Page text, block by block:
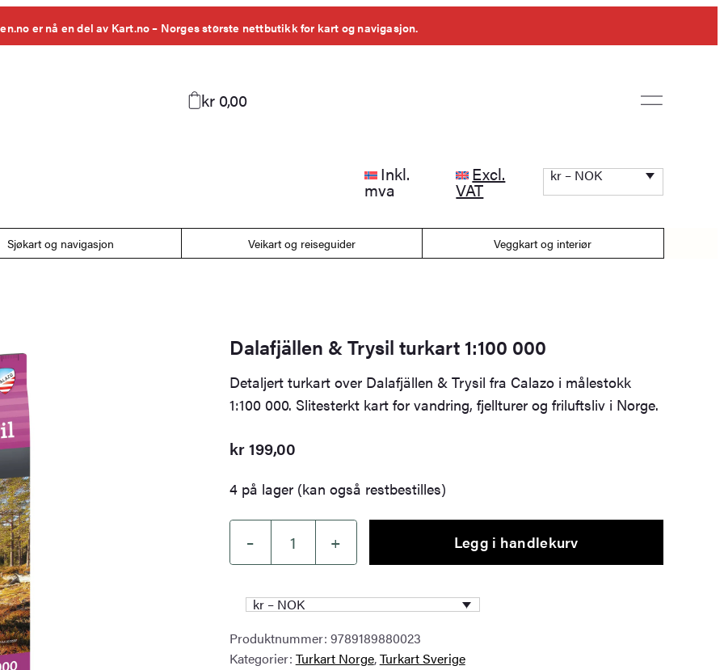
er nå en del av Kart.no – Norges største nettbutikk for kart og navigasjon.
kr 0,00
Inkl.
mva
Excl.
VAT
kr – NOK
Sjøkart og navigasjon Veikart og reiseguider Veggkart og interiør
Dalafjällen & Trysil turkart 1:100 000
Detaljert turkart over Dalafjällen & Trysil fra Calazo i målestokk
1:100 000. Slitesterkt kart for vandring, fjellturer og friluftsliv i Norge.
kr199,00
4 på lager (kan også restbestilles)
–
Dalafjällen
Trysil
turkart
1:100
+ Legg i handlekurv
kr – NOK
Produktnummer: 9789189880023
Kategorier: Turkart Norge,Turkart Sverige